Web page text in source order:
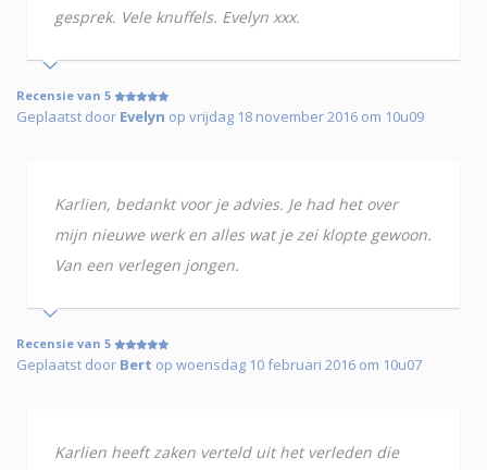
gesprek. Vele knuffels. Evelyn xxx.
Recensie van 5
Geplaatst door Evelyn op vrijdag 18 november 2016 om 10u09
Karlien, bedankt voor je advies. Je had het over
mijn nieuwe werk en alles wat je zei klopte gewoon.
Van een verlegen jongen.
Recensie van 5
Geplaatst door Bert op woensdag 10 februari 2016 om 10u07
Karlien heeft zaken verteld uit het verleden die